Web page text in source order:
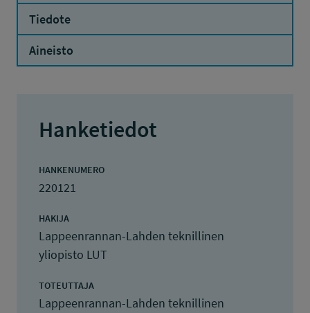
Tiedote
Aineisto
Hanketiedot
HANKENUMERO
220121
HAKIJA
Lappeenrannan-Lahden teknillinen
yliopisto LUT
TOTEUTTAJA
Lappeenrannan-Lahden teknillinen